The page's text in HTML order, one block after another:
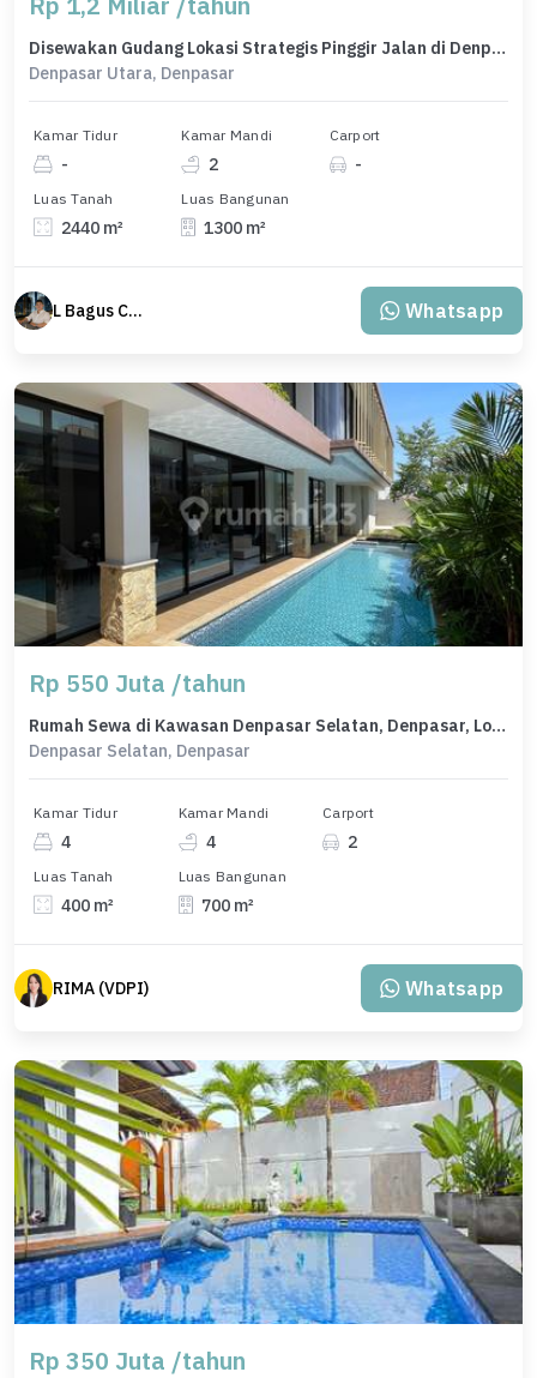
Disewakan Gudang Lokasi Strategis Pinggir Jalan di Denpasar Utara
Denpasar Utara, Denpasar
Kamar Tidur
-
Kamar Mandi
2
Carport
-
Luas Tanah
2440 m²
Luas Bangunan
1300 m²
L Bagus Cakra Baskara Whatsapp
Rp 550 Juta /tahun
Rumah Sewa di Kawasan Denpasar Selatan, Denpasar, Lokasi Strategis, Harga Menarik
Denpasar Selatan, Denpasar
Kamar Tidur
4
Kamar Mandi
4
Carport
2
Luas Tanah
400 m²
Luas Bangunan
700 m²
RIMA (VDPI) Whatsapp
Rp 350 Juta /tahun